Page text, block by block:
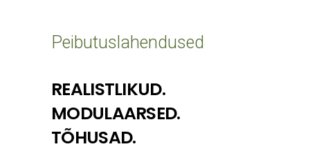
Peibutuslahendused
REALISTLIKUD.
MODULAARSED.
TÕHUSAD.